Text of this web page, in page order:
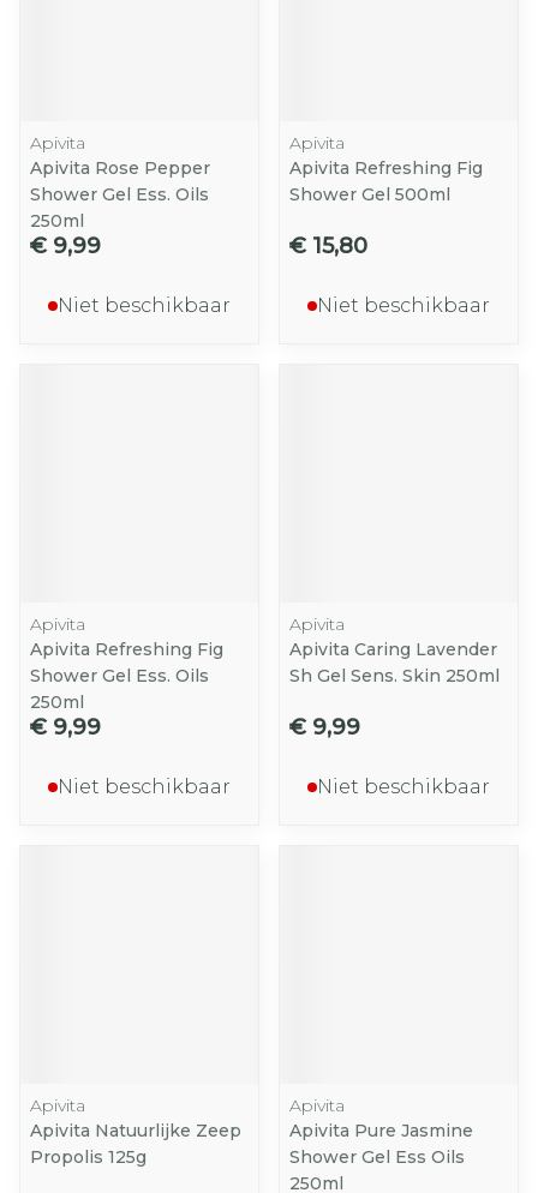
Apivita
Apivita Rose Pepper
Shower Gel Ess. Oils
250ml
€ 9,99
Niet beschikbaar
Apivita
Apivita Refreshing Fig
Shower Gel 500ml
€ 15,80
Niet beschikbaar
Apivita
Apivita Refreshing Fig
Shower Gel Ess. Oils
250ml
€ 9,99
Niet beschikbaar
Apivita
Apivita Caring Lavender
Sh Gel Sens. Skin 250ml
€ 9,99
Niet beschikbaar
Apivita
Apivita Natuurlijke Zeep
Propolis 125g
Apivita
Apivita Pure Jasmine
Shower Gel Ess Oils
250ml